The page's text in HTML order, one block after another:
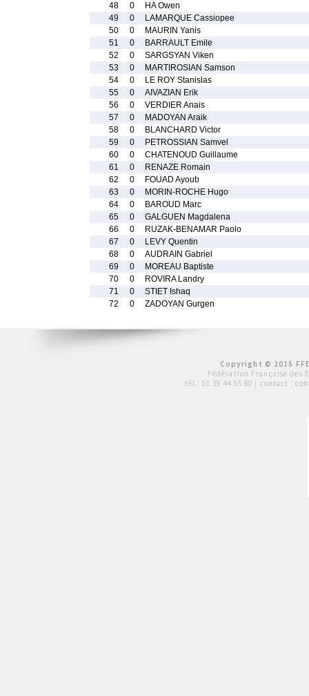
48
0
HA Owen
49
0
LAMARQUE Cassiopee
50
0
MAURIN Yanis
51
0
BARRAULT Emile
52
0
SARGSYAN Viken
53
0
MARTIROSIAN Samson
54
0
LE ROY Stanislas
55
0
AIVAZIAN Erik
56
0
VERDIER Anais
57
0
MADOYAN Araik
58
0
BLANCHARD Victor
59
0
PETROSSIAN Samvel
60
0
CHATENOUD Guillaume
61
0
RENAZE Romain
62
0
FOUAD Ayoub
63
0
MORIN-ROCHE Hugo
64
0
BAROUD Marc
65
0
GALGUEN Magdalena
66
0
RUZAK-BENAMAR Paolo
67
0
LEVY Quentin
68
0
AUDRAIN Gabriel
69
0
MOREAU Baptiste
70
0
ROVIRA Landry
71
0
STIET Ishaq
72
0 ZADOYAN Gurgen
Copyright © 2015
Fédération Française des
tél : 01 39 44 65 80 | contact :